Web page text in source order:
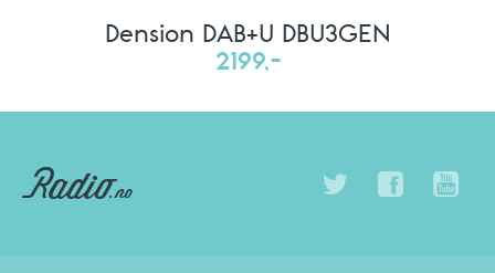
Dension DAB+U DBU3GEN
2199,-